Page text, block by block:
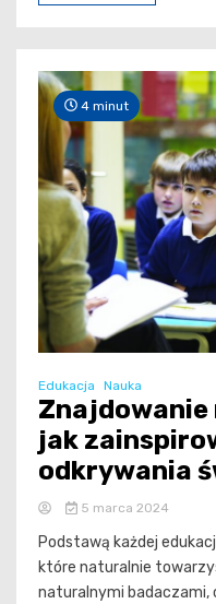
4 minut
Edukacja Nauka
Znajdowanie
jak
odkrywania
5 marca 2024
Podstawą każdej
które naturalnie
naturalnymi badaczami,